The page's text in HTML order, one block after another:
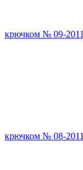
крючком № 09-2011
крючком № 08-2011